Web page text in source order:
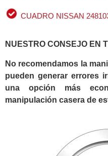
CUADRO NISSAN
NUESTRO CONSEJO EN
No recomendamos la
pueden generar errores
una opción más
manipulación casera de